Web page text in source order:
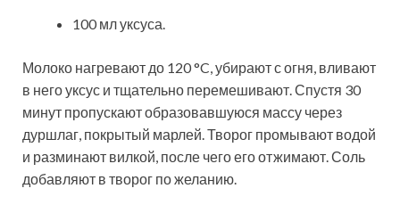
100 мл уксуса.
Молоко нагревают до 120 °C, убирают с огня, вливают
в него уксус и тщательно перемешивают. Спустя 30
минут пропускают образовавшуюся массу через
дуршлаг, покрытый марлей. Творог промывают водой
и разминают вилкой, после чего его отжимают. Соль
добавляют в творог по желанию.